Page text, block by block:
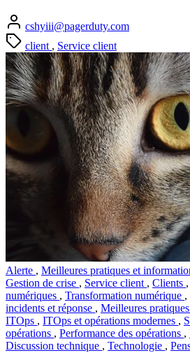
cshyiii@pagerduty.com
client , Service client
Alerte , Meilleures pratiques et
Gestion de crise , Service client , Clients ,
numériques , Transformation numérique ,
incidents et réponse , Meilleures
ITOps , ITOps et opérations modernes ,
opérations , Performance des opérations ,
Discussion technique , Technologie ,